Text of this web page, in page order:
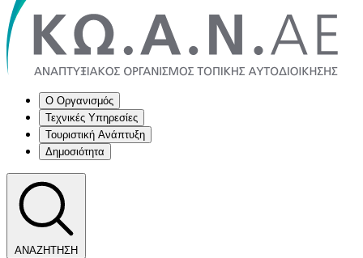
Ο Οργανισμός
Τεχνικές Υπηρεσίες
Τουριστική Ανάπτυξη
Δημοσιότητα
ΑΝΑΖΗΤΗΣΗ